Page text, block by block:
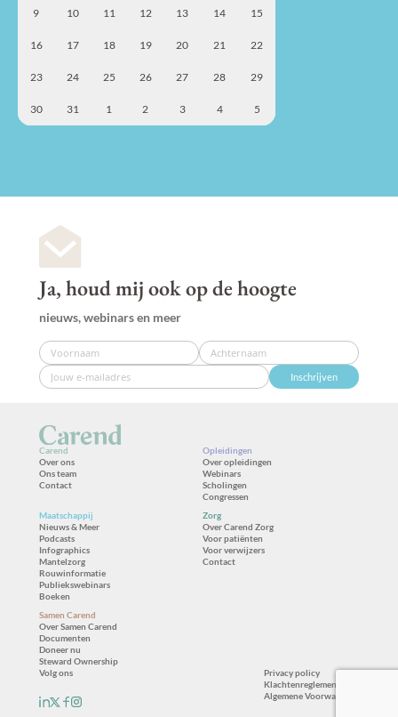
9 10 11 12 13 14 15
16 17 18 19 20 21 22
23 24 25 26 27 28 29
30 31 1 2 3 4 5
Ja, houd mij ook op de hoogte
nieuws, webinars en meer
Inschrijven
Carend
Over ons
Ons team
Contact
Opleidingen
Over opleidingen
Webinars
Scholingen
Congressen
Maatschappij
Nieuws & Meer
Podcasts
Infographics
Mantelzorg
Rouwinformatie
Publiekswebinars
Boeken
Zorg
Over Carend Zorg
Voor patiënten
Voor verwijzers
Contact
Samen Carend
Over Samen Carend
Documenten
Doneer nu
Steward Ownership
Volg ons
Privacy policy
Klachtenreglement
Algemene Voorwaarden